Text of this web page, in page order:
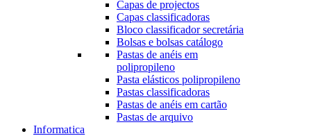
Capas de projectos
Capas classificadoras
Bloco classificador secretária
Bolsas e bolsas catálogo
Pastas de anéis em
polipropileno
Pasta elásticos polipropileno
Pastas classificadoras
Pastas de anéis em cartão
Pastas de arquivo
Informatica